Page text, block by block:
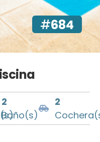
#684
2
Baño(s)
2